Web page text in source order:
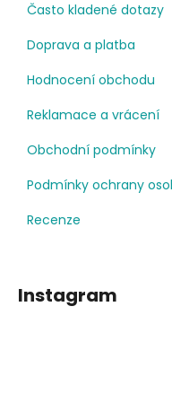
Často kladené dotazy
Doprava a platba
Hodnocení obchodu
Reklamace a vrácení
Obchodní podmínky
Podmínky ochrany
Recenze
Instagram